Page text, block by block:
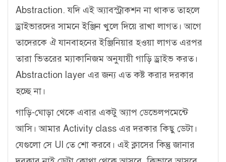
Abstraction. যদি এই অ্যাবস্ট্রাকশন না থাকত তাহলে
ড্রাইভারদের সামনে ইঞ্জিন খুলে দিয়ে রাখা লাগত। আগে
তাদেরকে ঐ যানবাহনের ইঞ্জিনিয়ার হওয়া লাগত এরপর
তারা ভিতরের ম্যাকানিজম অনুযায়ী গাড়ি ড্রাইভ করত।
Abstraction layer এর জন্য এত কষ্ট করার দরকার
হচ্ছে না।
গাড়ি-ঘোড়া থেকে এবার একটু অ্যাপ ডেভেলপমেন্টে
আসি। আমার Activity class এর দরকার কিছু ডেটা।
যেগুলো সে UI তে শো করবে। এই ক্লাসের কিন্তু জানার